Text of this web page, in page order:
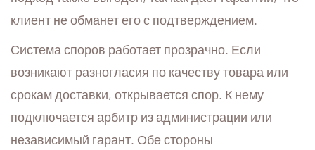
клиент не обманет его с подтверждением.
Система споров работает прозрачно. Если
возникают разногласия по качеству товара или
срокам доставки, открывается спор. К нему
подключается арбитр из администрации или
независимый гарант. Обе стороны